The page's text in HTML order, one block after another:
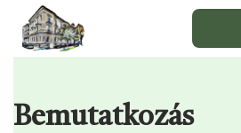
Ugrás a menüre
Ugrás a tartalomra
Ugrás a láblécre
Keresés:
Bemutatkozás